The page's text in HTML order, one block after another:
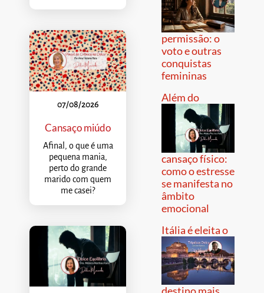
07/08/2026
Cansaço miúdo
Afinal, o que é uma
pequena mania,
perto do grande
marido com quem
me casei?
permissão: o
voto e outras
conquistas
femininas
Além do
cansaço físico:
como o estresse
se manifesta no
âmbito
emocional
Itália é eleita o